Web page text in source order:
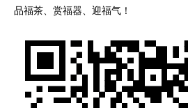
品福茶、赏福器、迎福气！